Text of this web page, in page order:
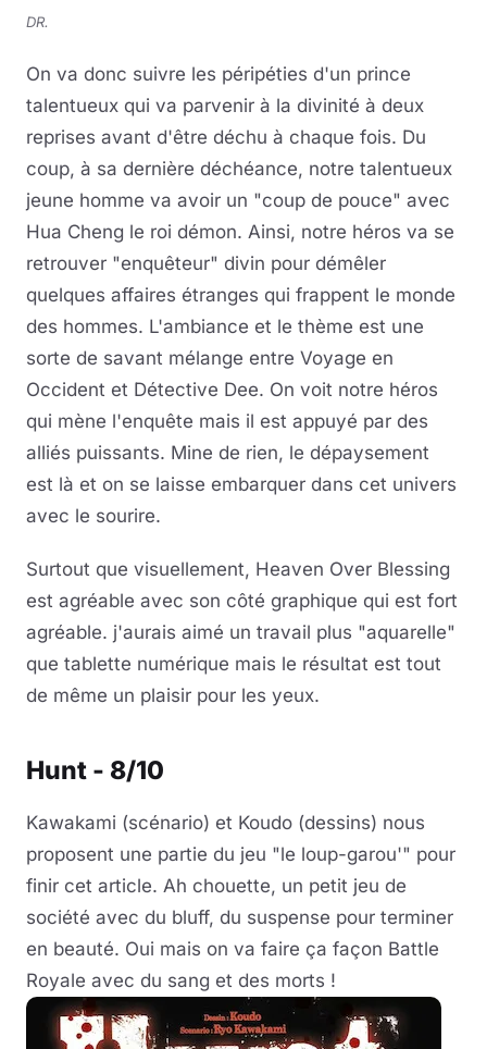
DR.
On va donc suivre les péripéties d'un prince
talentueux qui va parvenir à la divinité à deux
reprises avant d'être déchu à chaque fois. Du
coup, à sa dernière déchéance, notre talentueux
jeune homme va avoir un "coup de pouce" avec
Hua Cheng le roi démon. Ainsi, notre héros va se
retrouver "enquêteur" divin pour démêler
quelques affaires étranges qui frappent le monde
des hommes. L'ambiance et le thème est une
sorte de savant mélange entre Voyage en
Occident et Détective Dee. On voit notre héros
qui mène l'enquête mais il est appuyé par des
alliés puissants. Mine de rien, le dépaysement
est là et on se laisse embarquer dans cet univers
avec le sourire.
Surtout que visuellement, Heaven Over Blessing
est agréable avec son côté graphique qui est fort
agréable. j'aurais aimé un travail plus "aquarelle"
que tablette numérique mais le résultat est tout
de même un plaisir pour les yeux.
Hunt - 8/10
Kawakami (scénario) et Koudo (dessins) nous
proposent une partie du jeu "le loup-garou'" pour
finir cet article. Ah chouette, un petit jeu de
société avec du bluff, du suspense pour terminer
en beauté. Oui mais on va faire ça façon Battle
Royale avec du sang et des morts !